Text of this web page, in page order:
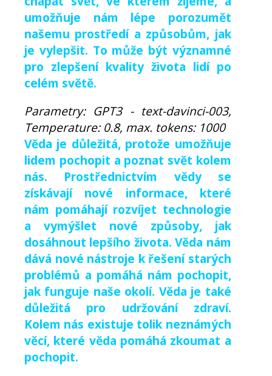
umožňuje nám lépe porozumět
našemu prostředí a způsobům, jak
je vylepšit. To může být významné
pro zlepšení kvality života lidí po
celém světě.
Parametry: GPT3 - text-davinci-003,
Temperature: 0.8, max. tokens: 1000
Věda je důležitá, protože umožňuje
lidem pochopit a poznat svět kolem
nás. Prostřednictvím vědy se
získávají nové informace, které
nám pomáhají rozvíjet technologie
a vymýšlet nové způsoby, jak
dosáhnout lepšího života. Věda nám
dává nové nástroje k řešení starých
problémů a pomáhá nám pochopit,
jak funguje naše okolí. Věda je také
důležitá pro udržování zdraví.
Kolem nás existuje tolik neznámých
věcí, které věda pomáhá zkoumat a
pochopit.